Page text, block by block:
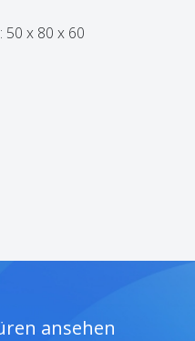
50 x 80 x 60
ansehen